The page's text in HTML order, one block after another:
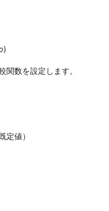
)
関数を設定します。
定値）